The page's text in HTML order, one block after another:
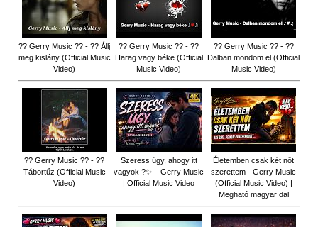
?? Gerry Music ?? - ?? Állj
meg kislány (Official Music
Video)
?? Gerry Music ?? - ??
Harag vagy béke (Official
Music Video)
?? Gerry Music ?? - ??
Dalban mondom el (Official
Music Video)
?? Gerry Music ?? - ??
Tábortűz (Official Music
Video)
Szeress úgy, ahogy itt
vagyok ?✨ – Gerry Music
| Official Music Video
Életemben csak két nőt
szerettem - Gerry Music
(Official Music Video) |
Megható magyar dal